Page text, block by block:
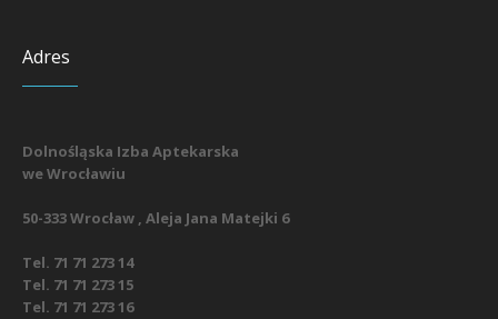
Adres
Dolnośląska Izba Aptekarska
we Wrocławiu
50-333 Wrocław , Aleja Jana Matejki 6
Tel. 71 71 273 14
Tel. 71 71 273 15
Tel. 71 71 273 16